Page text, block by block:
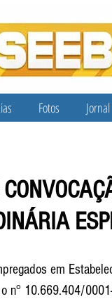
Fotos
em
o n° 10.669.404/